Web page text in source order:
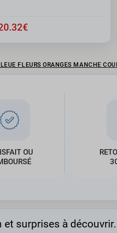
FLEURS ORANGES MANCHE
OU
surprises à découvrir.